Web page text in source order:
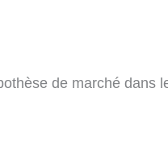
de marché dans